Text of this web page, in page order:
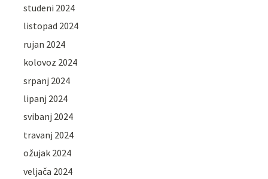
studeni 2024
listopad 2024
rujan 2024
kolovoz 2024
srpanj 2024
lipanj 2024
svibanj 2024
travanj 2024
ožujak 2024
veljača 2024